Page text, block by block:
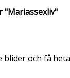
"Mariassexliv"
och få